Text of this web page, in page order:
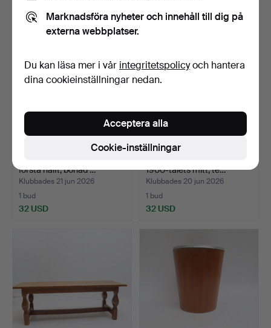
första hälft, bonad …
Klubbades 21 jun 2026
1 bud
32 USD
1900-talets mitt, te…
Klubbades 20 jun 2026
1 bud
32 USD
Marknadsföra nyheter och innehåll till dig på
externa webbplatser.
Du kan läsa mer i vår integritetspolicyoch hantera
dina cookieinställningar nedan.
Cookie-inställningar
Acceptera alla